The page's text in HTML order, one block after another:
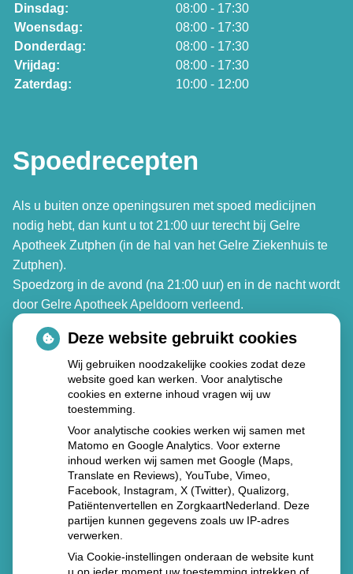
Dinsdag:
08:00 - 17:30
Woensdag:
08:00 - 17:30
Donderdag:
08:00 - 17:30
Vrijdag:
08:00 - 17:30
Zaterdag:
10:00 - 12:00
Spoedrecepten
Als u buiten onze openingsuren met spoed medicijnen
nodig hebt, dan kunt u tot 21:00 uur terecht bij Gelre
Apotheek Zutphen (in de hal van het Gelre Ziekenhuis te
Zutphen).
Spoedzorg in de avond (na 21:00 uur) en in de nacht wordt
door Gelre Apotheek Apeldoorn verleend.
Gelre Apotheek Zutphen
Den Elterweg 77
7207 AE Zutphen
Tel. 088 - 105 3399
Gelre Apotheek Apeldoorn
Albert Schweitzerlaan 31 (route 2)
7334 DZ Apeldoorn
088 – 105 3389
Deze website gebruikt cookies
Wij gebruiken noodzakelijke cookies zodat deze
website goed kan werken. Voor analytische
cookies en externe inhoud vragen wij uw
toestemming.
Voor analytische cookies werken wij samen met
Matomo en Google Analytics. Voor externe
inhoud werken wij samen met Google (Maps,
Translate en Reviews), YouTube, Vimeo,
Facebook, Instagram, X (Twitter), Qualizorg,
Patiëntenvertellen en ZorgkaartNederland. Deze
partijen kunnen gegevens zoals uw IP-adres
verwerken.
Via Cookie-instellingen onderaan de website kunt